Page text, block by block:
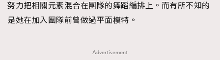
努力把相關元素混合在團隊的舞蹈編排上。而有所不知的
是她在加入團隊前曾做過平面模特。
Advertisement